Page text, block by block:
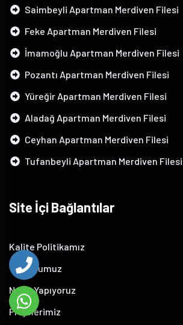
Saimbeyli Apartman Merdiven Filesi
Feke Apartman Merdiven Filesi
İmamoğlu Apartman Merdiven Filesi
Pozantı Apartman Merdiven Filesi
Yüreğir Apartman Merdiven Filesi
Aladağ Apartman Merdiven Filesi
Ceyhan Apartman Merdiven Filesi
Tufanbeyli Apartman Merdiven Filesi
Site İçi Bağlantılar
Kalite Politikamız
Vizyonumuz
Neler Yapıyoruz
Projelerimiz